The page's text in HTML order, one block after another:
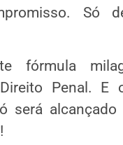
Só
fórmula
Penal. E
será